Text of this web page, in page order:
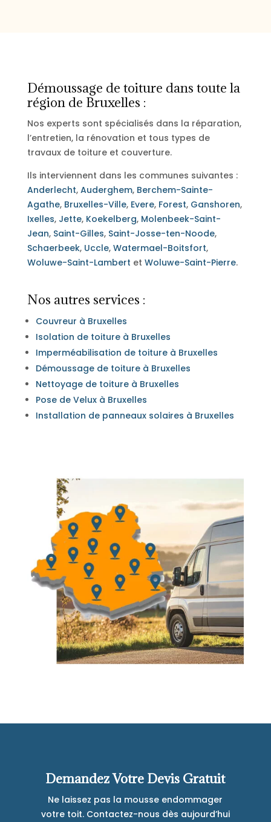
Démoussage de toiture dans toute la
région de Bruxelles :
Nos experts sont spécialisés dans la réparation,
l’entretien, la rénovation et tous types de
travaux de toiture et couverture.
Ils interviennent dans les communes suivantes :
Anderlecht, Auderghem, Berchem-Sainte-
Agathe, Bruxelles-Ville, Evere, Forest, Ganshoren,
Ixelles, Jette, Koekelberg, Molenbeek-Saint-
Jean, Saint-Gilles, Saint-Josse-ten-Noode,
Schaerbeek, Uccle, Watermael-Boitsfort,
Woluwe-Saint-Lambert et Woluwe-Saint-Pierre.
Nos autres services :
Couvreur à Bruxelles
Isolation de toiture à Bruxelles
Imperméabilisation de toiture à Bruxelles
Démoussage de toiture à Bruxelles
Nettoyage de toiture à Bruxelles
Pose de Velux à Bruxelles
Installation de panneaux solaires à Bruxelles
Demandez Votre Devis Gratuit
Ne laissez pas la mousse endommager
votre toit. Contactez-nous dès aujourd’hui